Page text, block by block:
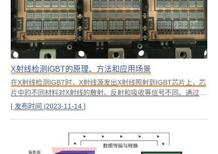
X射线检测IGBT的原理、方法和应用场景
在X射线检测IGBT时，X射线源发出X射线照射到IGBT芯片上，芯
片中的不同材料对X射线的散射、反射和吸收等信号不同。通过测
量这些信号，可以获取芯片内部的结构和缺陷信息。同时，X射线
检测技术还可以对芯片上的金属膜层进行分析，以评估其质量和
[ 发布时间 |2023-11-14 ]